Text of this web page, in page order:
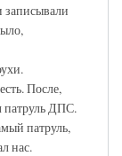
записывали
После,
патруль ДПС.
патруль,
нас.